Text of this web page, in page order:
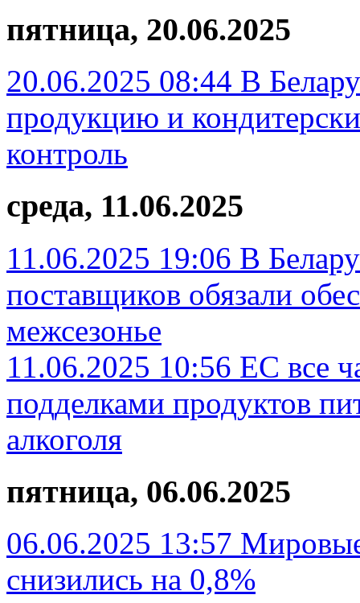
пятница, 20.06.2025
20.06.2025 08:44 В
продукцию и
контроль
среда, 11.06.2025
11.06.2025 19:06 В
поставщиков обязали
межсезонье
11.06.2025 10:56 ЕС все
подделками продуктов
алкоголя
пятница, 06.06.2025
06.06.2025 13:57
снизились на 0,8%